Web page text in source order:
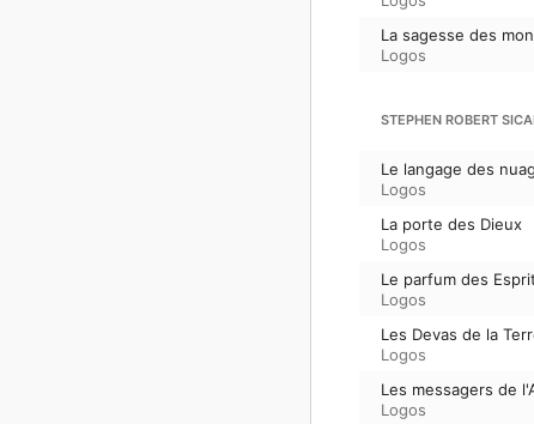
La sagesse des
Logos
STEPHEN ROBERT
Le langage des
Logos
La porte des Dieux
Logos
Le parfum des
Logos
Les Devas de la
Logos
Les messagers de
Logos